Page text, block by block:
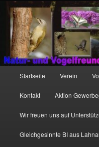
Zum
primären
Inhalt
springen
http://natur-und-
content/uploads/2017/12/
Startseite Verein
Kontakt Aktion
Wir freuen uns auf
Gleichgesinnte BI aus